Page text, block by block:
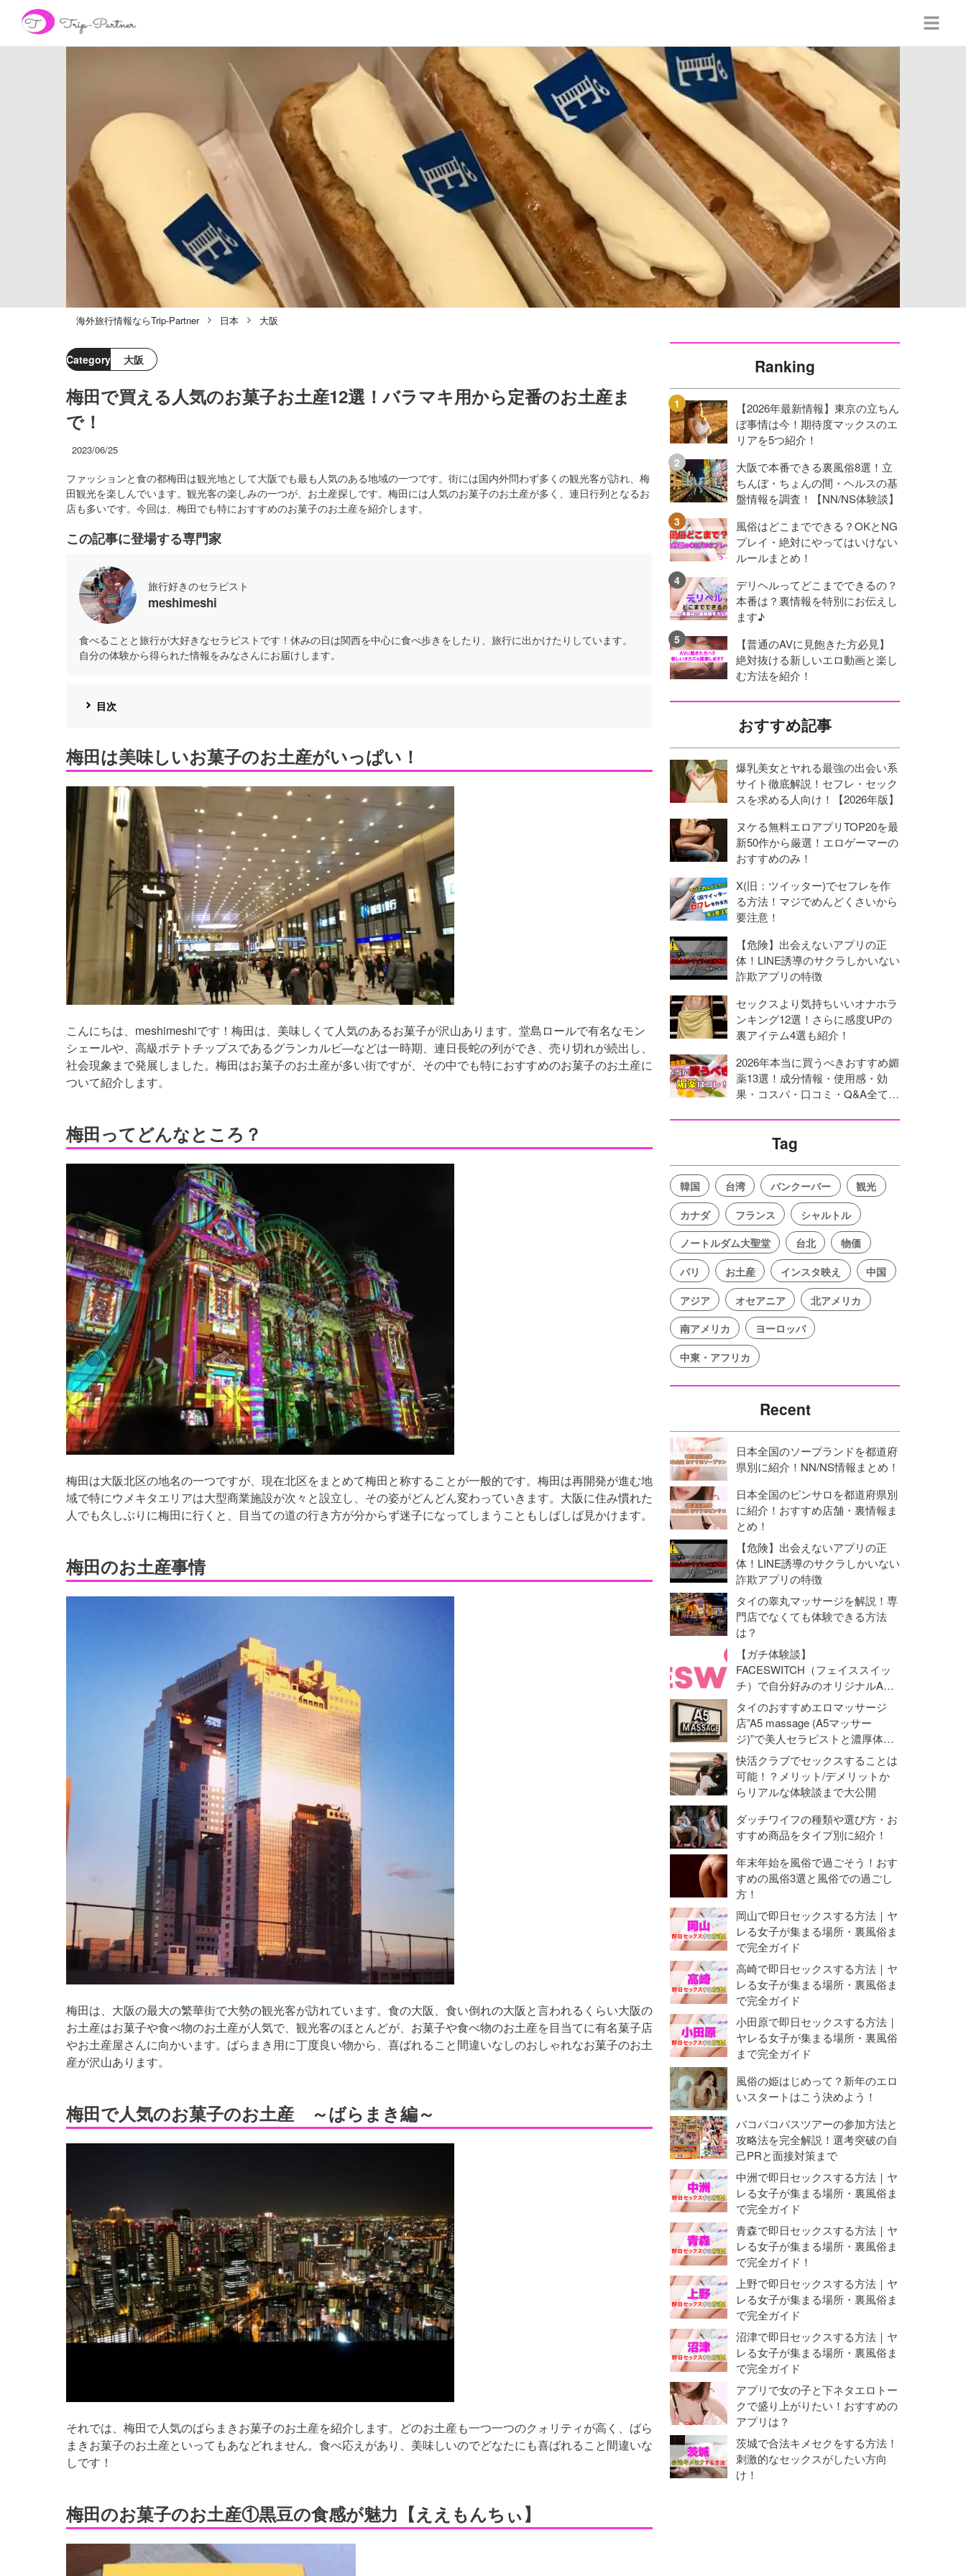
海外旅行情報ならTrip-Partner 日本 大阪
Category 大阪
梅田で買える人気のお菓子お土産12選！バラマキ用から定番のお土産ま
で！
2023/06/25
ファッションと食の都梅田は観光地として大阪でも最も人気のある地域の一つです。街には国内外問わず多くの観光客が訪れ、梅
田観光を楽しんでいます。観光客の楽しみの一つが、お土産探しです。梅田には人気のお菓子のお土産が多く、連日行列となるお
店も多いです。今回は、梅田でも特におすすめのお菓子のお土産を紹介します。
この記事に登場する専門家
旅行好きのセラピスト
meshimeshi
食べることと旅行が大好きなセラピストです！休みの日は関西を中心に食べ歩きをしたり、旅行に出かけたりしています。
自分の体験から得られた情報をみなさんにお届けします。
目次
梅田は美味しいお菓子のお土産がいっぱい！
こんにちは、meshimeshiです！梅田は、美味しくて人気のあるお菓子が沢山あります。堂島ロールで有名なモン
シェールや、高級ポテトチップスであるグランカルビ―などは一時期、連日長蛇の列ができ、売り切れが続出し、
社会現象まで発展しました。梅田はお菓子のお土産が多い街ですが、その中でも特におすすめのお菓子のお土産に
ついて紹介します。
梅田ってどんなところ？
梅田は大阪北区の地名の一つですが、現在北区をまとめて梅田と称することが一般的です。梅田は再開発が進む地
域で特にウメキタエリアは大型商業施設が次々と設立し、その姿がどんどん変わっていきます。大阪に住み慣れた
人でも久しぶりに梅田に行くと、目当ての道の行き方が分からず迷子になってしまうこともしばしば見かけます。
梅田のお土産事情
梅田は、大阪の最大の繁華街で大勢の観光客が訪れています。食の大阪、食い倒れの大阪と言われるくらい大阪の
お土産はお菓子や食べ物のお土産が人気で、観光客のほとんどが、お菓子や食べ物のお土産を目当てに有名菓子店
やお土産屋さんに向かいます。ばらまき用に丁度良い物から、喜ばれること間違いなしのおしゃれなお菓子のお土
産が沢山あります。
梅田で人気のお菓子のお土産 ～ばらまき編～
それでは、梅田で人気のばらまきお菓子のお土産を紹介します。どのお土産も一つ一つのクォリティが高く、ばら
まきお菓子のお土産といってもあなどれません。食べ応えがあり、美味しいのでどなたにも喜ばれること間違いな
しです！
梅田のお菓子のお土産①黒豆の食感が魅力【ええもんちぃ】
Ranking
【2026年最新情報】東京の立ちん
ぼ事情は今！期待度マックスのエ
リアを5つ紹介！
大阪で本番できる裏風俗8選！立
ちんぼ・ちょんの間・ヘルスの基
盤情報を調査！【NN/NS体験談】
風俗はどこまでできる？OKとNG
プレイ・絶対にやってはいけない
ルールまとめ！
デリヘルってどこまでできるの？
本番は？裏情報を特別にお伝えし
ます♪
【普通のAVに見飽きた方必見】
絶対抜ける新しいエロ動画と楽し
む方法を紹介！
おすすめ記事
爆乳美女とヤれる最強の出会い系
サイト徹底解説！セフレ・セック
スを求める人向け！【2026年版】
ヌケる無料エロアプリTOP20を最
新50作から厳選！エロゲーマーの
おすすめのみ！
X(旧：ツイッター)でセフレを作
る方法！マジでめんどくさいから
要注意！
【危険】出会えないアプリの正
体！LINE誘導のサクラしかいない
詐欺アプリの特徴
セックスより気持ちいいオナホラ
ンキング12選！さらに感度UPの
裏アイテム4選も紹介！
2026年本当に買うべきおすすめ媚
薬13選！成分情報・使用感・効
果・コスパ・口コミ・Q&A全てを
Tag
韓国 台湾 バンクーバー
観光
カナダ
フランス
シャルトル
ノートルダム大聖堂
台北
物価
パリ
お土産 インスタ映え
中国
アジア
オセアニア
北アメリカ
南アメリカ
ヨーロッパ
中東・アフリカ
Recent
日本全国のソープランドを都道府
県別に紹介！NN/NS情報まとめ！
日本全国のピンサロを都道府県別
に紹介！おすすめ店舗・裏情報ま
とめ！
【危険】出会えないアプリの正
体！LINE誘導のサクラしかいない
詐欺アプリの特徴
タイの睾丸マッサージを解説！専
門店でなくても体験できる方法
は？
【ガチ体験談】
FACESWITCH（フェイススイッ
チ）で自分好みのオリジナルAV
動画を作成！オナニーライフに革
命勃発！
タイのおすすめエロマッサージ
店”A5 massage (A5マッサー
ジ)”で美人セラピストと濃厚体験
【抜き・本番】
快活クラブでセックスすることは
可能！？メリット/デメリットか
らリアルな体験談まで大公開
ダッチワイフの種類や選び方・お
すすめ商品をタイプ別に紹介！
年末年始を風俗で過ごそう！おす
すめの風俗3選と風俗での過ごし
方！
岡山で即日セックスする方法｜ヤ
レる女子が集まる場所・裏風俗ま
で完全ガイド
高崎で即日セックスする方法｜ヤ
レる女子が集まる場所・裏風俗ま
で完全ガイド
小田原で即日セックスする方法｜
ヤレる女子が集まる場所・裏風俗
まで完全ガイド
風俗の姫はじめって？新年のエロ
いスタートはこう決めよう！
バコバコバスツアーの参加方法と
攻略法を完全解説！選考突破の自
己PRと面接対策まで
中洲で即日セックスする方法｜ヤ
レる女子が集まる場所・裏風俗ま
で完全ガイド
青森で即日セックスする方法｜ヤ
レる女子が集まる場所・裏風俗ま
で完全ガイド！
上野で即日セックスする方法｜ヤ
レる女子が集まる場所・裏風俗ま
で完全ガイド
沼津で即日セックスする方法｜ヤ
レる女子が集まる場所・裏風俗ま
で完全ガイド
アプリで女の子と下ネタエロトー
クで盛り上がりたい！おすすめの
アプリは？
茨城で合法キメセクをする方法！
刺激的なセックスがしたい方向
け！